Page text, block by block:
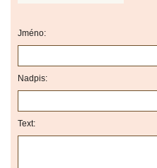
Jméno:
Nadpis:
Text: